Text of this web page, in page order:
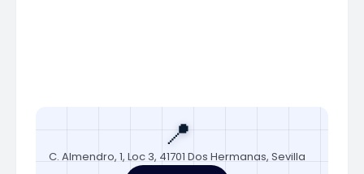
📍
C. Almendro, 1, Loc 3, 41701 Dos Hermanas, Sevilla